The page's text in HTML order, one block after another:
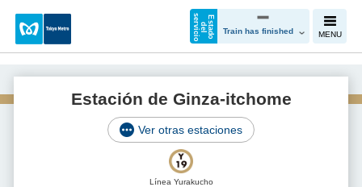
E
s
t
a
d
o
de
l
s e
rv
i
c
i
o Train has finished MENU
Estación de Ginza-itchome
Ver otras estaciones
Línea Yurakucho